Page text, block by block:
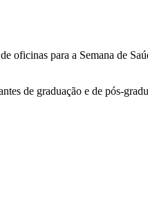
oficinas para a Semana de
de graduação e de pós-